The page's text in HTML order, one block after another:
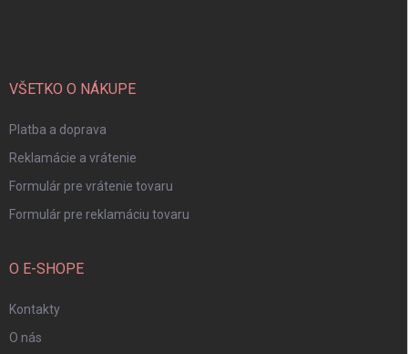
VŠETKO O NÁKUPE
Platba a doprava
Reklamácie a vrátenie
Formulár pre vrátenie tovaru
Formulár pre reklamáciu tovaru
O E-SHOPE
Kontakty
O nás